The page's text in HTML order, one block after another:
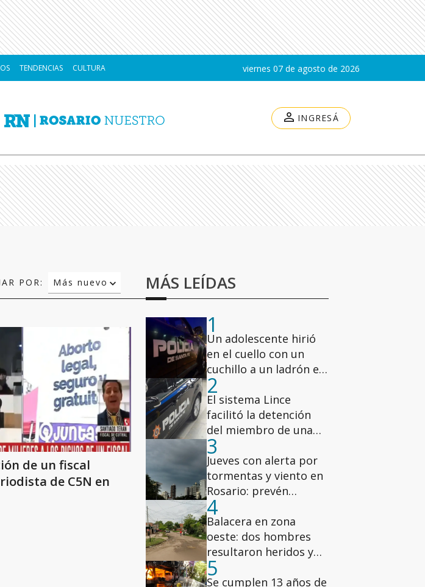
TENDENCIAS CULTURA viernes 07 de agosto de 2026
INGRESÁ
POR:
Más nuevo
Relevancia
de un fiscal
de C5N en
MÁS LEÍDAS
1
Un adolescente hirió
en el cuello con un
cuchillo a un ladrón en
la zona oeste
2
El sistema Lince
facilitó la detención
del miembro de una
banda narco vinculada
a Lichi Romero
3
Jueves con alerta por
tormentas y viento en
Rosario: prevén
ráfagas de hasta 78
km/h
4
Balacera en zona
oeste: dos hombres
resultaron heridos y
uno fue hospitalizado
5
Se cumplen 13 años de